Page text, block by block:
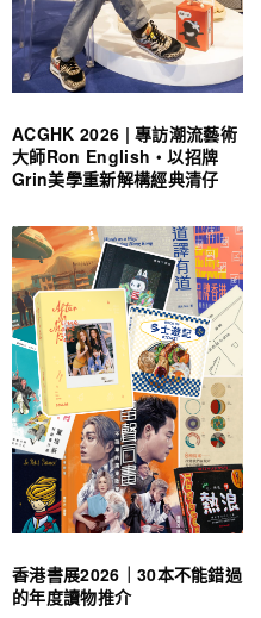
ACGHK 2026 | 專訪潮流藝術
大師Ron English・以招牌
Grin美學重新解構經典清仔
香港書展2026｜30本不能錯過
的年度讀物推介